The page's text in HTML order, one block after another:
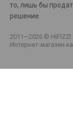
то, лишь бы
решение.
2011—2026 ©
Интернет-магазин